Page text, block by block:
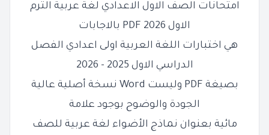
امتحانات الصف الاول الاعدادي لغة عربية الترم
الاول 2026 PDF بالاجابات
هي اختبارات اللغة العربية اولى اعدادي الفصل
الدراسي الاول 2025 - 2026
بصيغة PDF وليست Word نسخة أصلية عالية
الجودة والوضوح بوجود علامة
مائية بعنوان نماذج الأضواء لغة عربية للصف